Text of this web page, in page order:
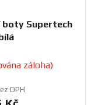
Supertech
záloha)
DPH